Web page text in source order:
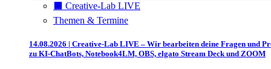
⬛️ Creative-Lab LIVE
Themen & Termine
14.08.2026 | Creative-Lab LIVE – Wir bearbeiten deine Fragen und
zu KI-ChatBots, Notebook4LM, OBS, elgato Stream Deck und ZOOM